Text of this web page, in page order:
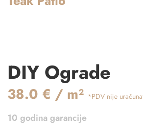
DIY Ograde
38.0 € / m² *PDV nije
10 godina garancije